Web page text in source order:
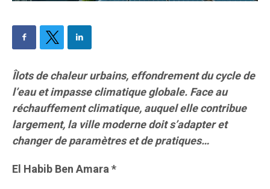
Îlots de chaleur urbains, effondrement du cycle de
l’eau et impasse climatique globale. Face au
réchauffement climatique, auquel elle contribue
largement, la ville moderne doit s’adapter et
changer de paramètres et de pratiques…
El Habib Ben Amara *